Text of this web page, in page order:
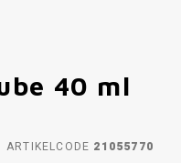
40 ml
ARTIKELCODE 21055770